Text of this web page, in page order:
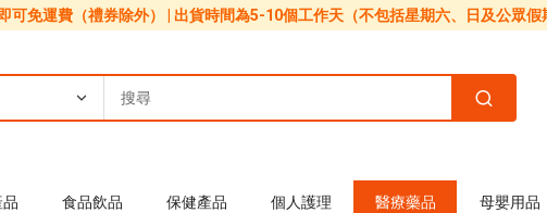
可免運費（禮券除外） | 出貨時間為5-10個工作天（不包括星期六、日及公眾假
食品飲品 保健產品 個人護理 醫療藥品 母嬰用品